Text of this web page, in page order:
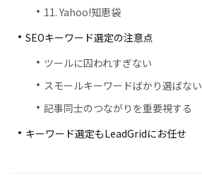
11. Yahoo!知恵袋
SEOキーワード選定の注意点
ツールに囚われすぎない
スモールキーワードばかり選ばない
記事同士のつながりを重要視する
キーワード選定もLeadGridにお任せ